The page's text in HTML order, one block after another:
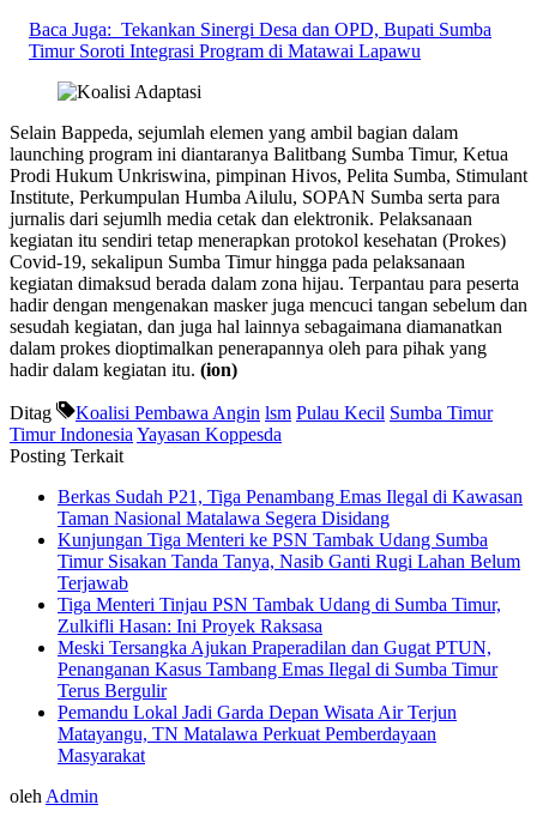
Baca Juga: Tekankan Sinergi Desa dan OPD, Bupati Sumba
Timur Soroti Integrasi Program di Matawai Lapawu
Selain Bappeda, sejumlah elemen yang ambil bagian dalam
launching program ini diantaranya Balitbang Sumba Timur, Ketua
Prodi Hukum Unkriswina, pimpinan Hivos, Pelita Sumba, Stimulant
Institute, Perkumpulan Humba Ailulu, SOPAN Sumba serta para
jurnalis dari sejumlh media cetak dan elektronik. Pelaksanaan
kegiatan itu sendiri tetap menerapkan protokol kesehatan (Prokes)
Covid-19, sekalipun Sumba Timur hingga pada pelaksanaan
kegiatan dimaksud berada dalam zona hijau. Terpantau para peserta
hadir dengan mengenakan masker juga mencuci tangan sebelum dan
sesudah kegiatan, dan juga hal lainnya sebagaimana diamanatkan
dalam prokes dioptimalkan penerapannya oleh para pihak yang
hadir dalam kegiatan itu. (ion)
Ditag Koalisi Pembawa Angin lsm Pulau Kecil Sumba Timur
Timur Indonesia Yayasan Koppesda
Posting Terkait
Berkas Sudah P21, Tiga Penambang Emas Ilegal di Kawasan
Taman Nasional Matalawa Segera Disidang
Kunjungan Tiga Menteri ke PSN Tambak Udang Sumba
Timur Sisakan Tanda Tanya, Nasib Ganti Rugi Lahan Belum
Terjawab
Tiga Menteri Tinjau PSN Tambak Udang di Sumba Timur,
Zulkifli Hasan: Ini Proyek Raksasa
Meski Tersangka Ajukan Praperadilan dan Gugat PTUN,
Penanganan Kasus Tambang Emas Ilegal di Sumba Timur
Terus Bergulir
Pemandu Lokal Jadi Garda Depan Wisata Air Terjun
Matayangu, TN Matalawa Perkuat Pemberdayaan
Masyarakat
oleh Admin